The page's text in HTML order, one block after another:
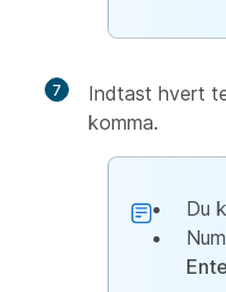
7
Indtast hvert
komma.
Du